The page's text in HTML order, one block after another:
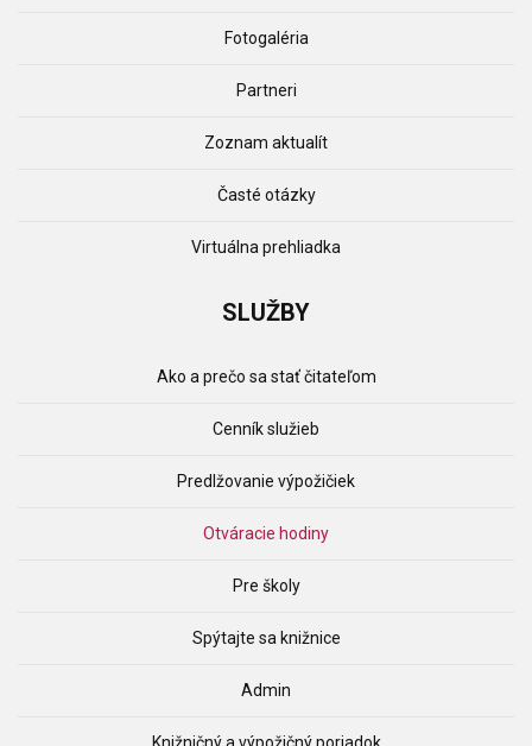
Fotogaléria
Partneri
Zoznam aktualít
Časté otázky
Virtuálna prehliadka
SLUŽBY
Ako a prečo sa stať čitateľom
Cenník služieb
Predlžovanie výpožičiek
Otváracie hodiny
Pre školy
Spýtajte sa knižnice
Admin